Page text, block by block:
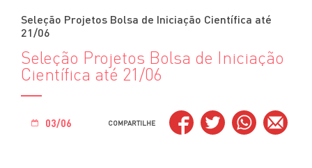
Seleção Projetos Bolsa de Iniciação Científica até
21/06
Seleção Projetos Bolsa de Iniciação
Científica até 21/06
03/06 COMPARTILHE